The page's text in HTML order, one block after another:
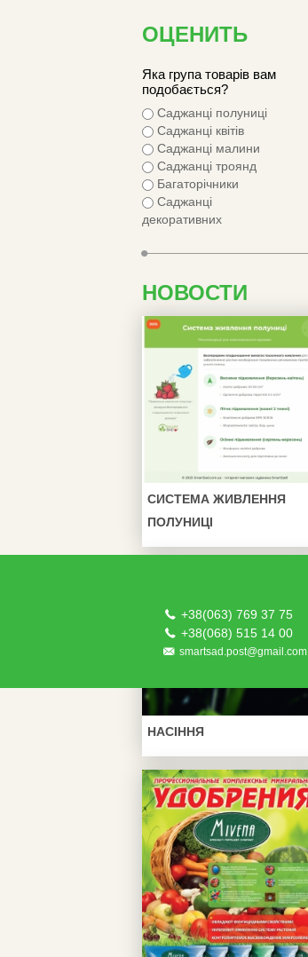
ОЦЕНИТЬ
Яка група товарів вам
подобається?
Саджанці полуниці
Саджанці квітів
Саджанці малини
Саджанці троянд
Багаторічники
Саджанці
декоративних
НОВОСТИ
СИСТЕМА ЖИВЛЕННЯ
ПОЛУНИЦІ
НАСІННЯ
+38(063) 769 37 75
+38(068) 515 14 00
smartsad.post@gmail.com